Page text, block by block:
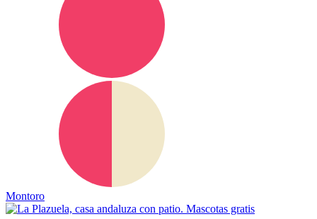
Montoro
Mascotas gratis